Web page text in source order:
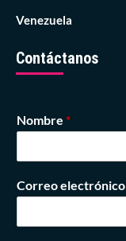
Venezuela
Contáctanos
Nombre *
Correo electrónico